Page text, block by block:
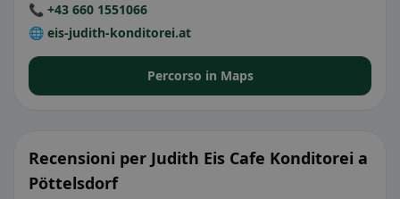
📞 +43 660 1551066
🌐 eis-judith-konditorei.at
Percorso in Maps
Recensioni per Judith Eis Cafe Konditorei a
Pöttelsdorf